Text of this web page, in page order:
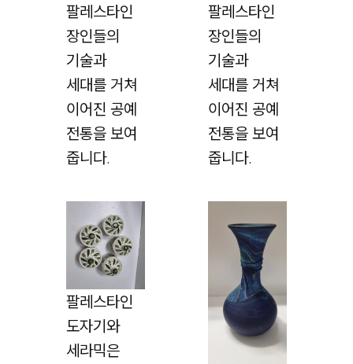
팔레스타인
장인들의
기술과
세대를 거쳐
이어진 공예
전통을 보여
줍니다.
팔레스타인
장인들의
기술과
세대를 거쳐
이어진 공예
전통을 보여
줍니다.
팔레스타인
도자기와
세라믹은